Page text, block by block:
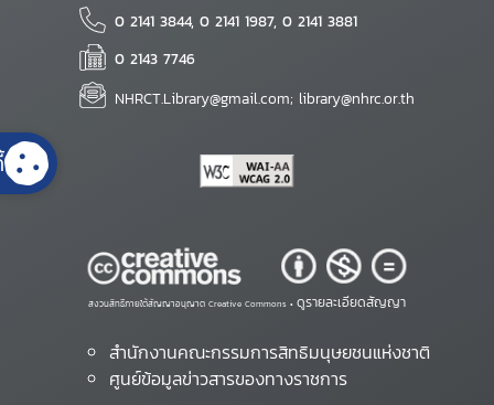
0 2141 3844, 0 2141 1987, 0 2141 3881
0 2143 7746
NHRCT.Library@gmail.com; library@nhrc.or.th
สงวนสิทธิ์ภายใต้สัญญาอนุญาต Creative Commons • ดูรายละเอียดสัญญา
สำนักงานคณะกรรมการสิทธิมนุษยชนแห่งชาติ
ศูนย์ข้อมูลข่าวสารของทางราชการ